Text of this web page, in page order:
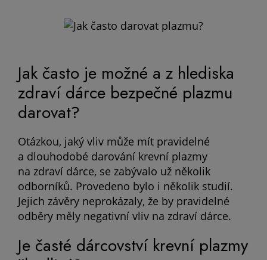
Jak často je možné a z hlediska
zdraví dárce bezpečné plazmu
darovat?
Otázkou, jaký vliv může mít pravidelné
a dlouhodobé darování krevní plazmy
na zdraví dárce, se zabývalo už několik
odborníků. Provedeno bylo i několik studií.
Jejich závěry neprokázaly, že by pravidelné
odběry měly negativní vliv na zdraví dárce.
Je časté dárcovství krevní plazmy